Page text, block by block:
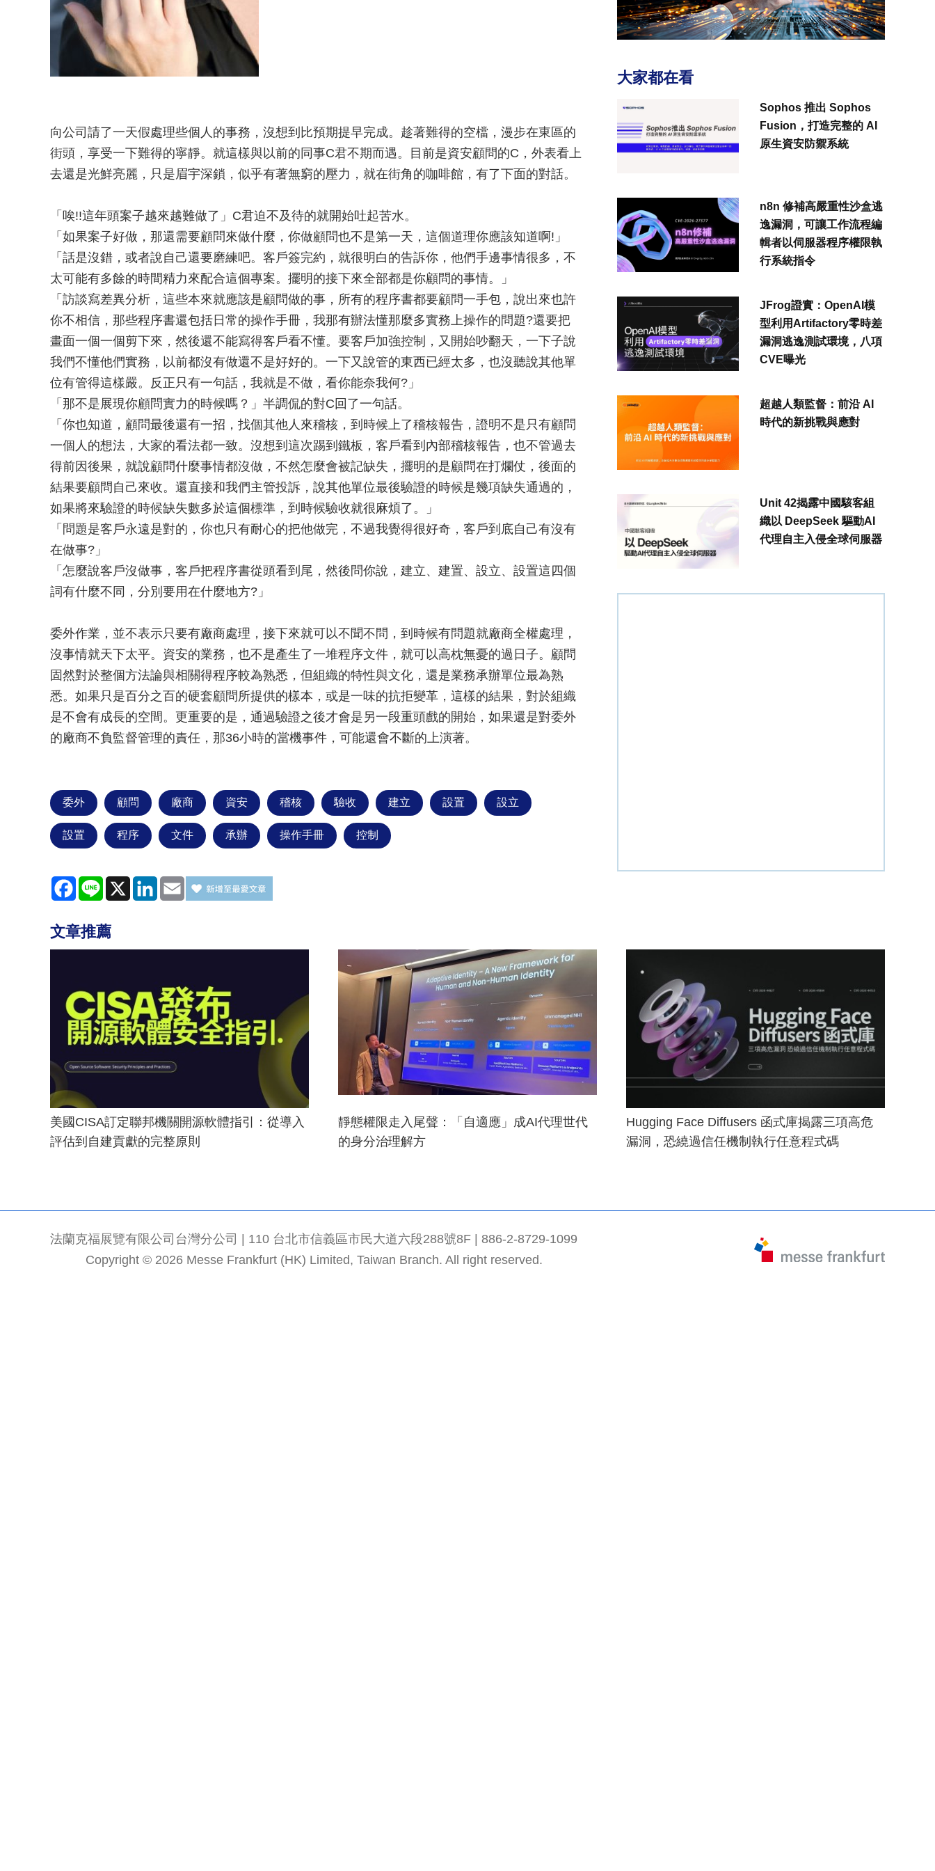
向公司請了一天假處理些個人的事務，沒想到比預期提早完成。趁著難得的空檔，漫步在東區的
街頭，享受一下難得的寧靜。就這樣與以前的同事C君不期而遇。目前是資安顧問的C，外表看上
去還是光鮮亮麗，只是眉宇深鎖，似乎有著無窮的壓力，就在街角的咖啡館，有了下面的對話。
「唉!!這年頭案子越來越難做了」C君迫不及待的就開始吐起苦水。
「如果案子好做，那還需要顧問來做什麼，你做顧問也不是第一天，這個道理你應該知道啊!」
「話是沒錯，或者說自己還要磨練吧。客戶簽完約，就很明白的告訴你，他們手邊事情很多，不
太可能有多餘的時間精力來配合這個專案。擺明的接下來全部都是你顧問的事情。」
「訪談寫差異分析，這些本來就應該是顧問做的事，所有的程序書都要顧問一手包，說出來也許
你不相信，那些程序書還包括日常的操作手冊，我那有辦法懂那麼多實務上操作的問題?還要把
畫面一個一個剪下來，然後還不能寫得客戶看不懂。要客戶加強控制，又開始吵翻天，一下子說
我們不懂他們實務，以前都沒有做還不是好好的。一下又說管的東西已經太多，也沒聽說其他單
位有管得這樣嚴。反正只有一句話，我就是不做，看你能奈我何?」
「那不是展現你顧問實力的時候嗎？」半調侃的對C回了一句話。
「你也知道，顧問最後還有一招，找個其他人來稽核，到時候上了稽核報告，證明不是只有顧問
一個人的想法，大家的看法都一致。沒想到這次踢到鐵板，客戶看到內部稽核報告，也不管過去
得前因後果，就說顧問什麼事情都沒做，不然怎麼會被記缺失，擺明的是顧問在打爛仗，後面的
結果要顧問自己來收。還直接和我們主管投訴，說其他單位最後驗證的時候是幾項缺失通過的，
如果將來驗證的時候缺失數多於這個標準，到時候驗收就很麻煩了。」
「問題是客戶永遠是對的，你也只有耐心的把他做完，不過我覺得很好奇，客戶到底自己有沒有
在做事?」
「怎麼說客戶沒做事，客戶把程序書從頭看到尾，然後問你說，建立、建置、設立、設置這四個
詞有什麼不同，分別要用在什麼地方?」
委外作業，並不表示只要有廠商處理，接下來就可以不聞不問，到時候有問題就廠商全權處理，
沒事情就天下太平。資安的業務，也不是產生了一堆程序文件，就可以高枕無憂的過日子。顧問
固然對於整個方法論與相關得程序較為熟悉，但組織的特性與文化，還是業務承辦單位最為熟
悉。如果只是百分之百的硬套顧問所提供的樣本，或是一味的抗拒變革，這樣的結果，對於組織
是不會有成長的空間。更重要的是，通過驗證之後才會是另一段重頭戲的開始，如果還是對委外
的廠商不負監督管理的責任，那36小時的當機事件，可能還會不斷的上演著。
委外 顧問 廠商 資安 稽核 驗收 建立 設置 設立
設置 程序 文件 承辦 操作手冊 控制
Facebook
Line X LinkedInEmail
大家都在看
Sophos 推出 Sophos
Fusion，打造完整的 AI
原生資安防禦系統
n8n 修補高嚴重性沙盒逃
逸漏洞，可讓工作流程編
輯者以伺服器程序權限執
行系統指令
JFrog證實：OpenAI模
型利用Artifactory零時差
漏洞逃逸測試環境，八項
CVE曝光
超越人類監督：前沿 AI
時代的新挑戰與應對
Unit 42揭露中國駭客組
織以 DeepSeek 驅動AI
代理自主入侵全球伺服器
文章推薦
美國CISA訂定聯邦機關開源軟體指引：從導入
評估到自建貢獻的完整原則
靜態權限走入尾聲：「自適應」成AI代理世代
的身分治理解方
Hugging Face Diffusers 函式庫揭露三項高危
漏洞，恐繞過信任機制執行任意程式碼
法蘭克福展覽有限公司台灣分公司 | 110 台北市信義區市民大道六段288號8F | 886-2-8729-1099
Copyright © 2026 Messe Frankfurt (HK) Limited, Taiwan Branch. All right reserved.